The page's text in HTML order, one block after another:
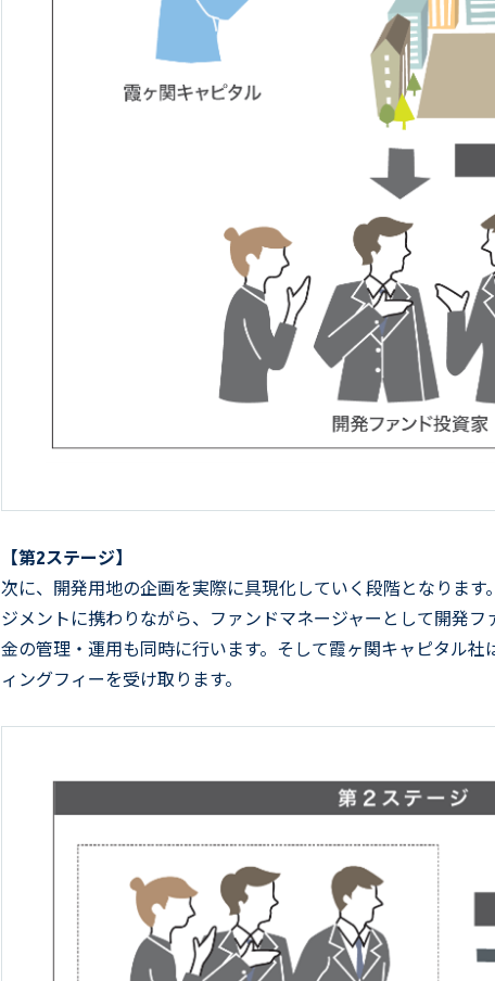
【第2ステージ】
次に、開発用地の企画を実際に具現化していく段階となりま
ジメントに携わりながら、ファンドマネージャーとして開発
金の管理・運用も同時に行います。そして霞ヶ関キャピタル
ィングフィーを受け取ります。